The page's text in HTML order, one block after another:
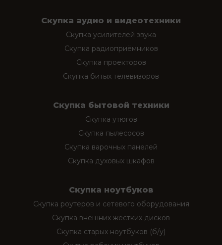
Скупка аудио и видеотехники
Скупка усилителей звука
Скупка радиоприёмников
Скупка проекторов
Скупка битых телевизоров
Скупка бытовой техники
Скупка утюгов
Скупка пылесосов
Скупка варочных панелей
Скупка духовых шкафов
Скупка ноутбуков
Скупка роутеров и сетевого оборудования
Скупка внешних жестких дисков
Скупка старых ноутбуков (б/у)